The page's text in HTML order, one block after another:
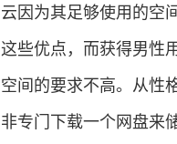
云因为其足够使用的空
这些优点，而获得男性
空间的要求不高。从性
非专门下载一个网盘来